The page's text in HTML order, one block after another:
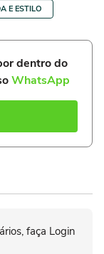
E ESTILO
dentro do
WhatsApp
faça Login